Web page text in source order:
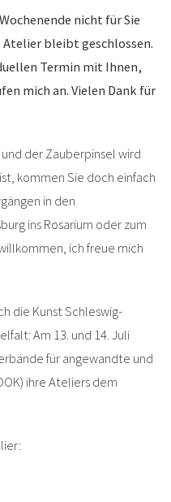
nicht für Sie
bleibt geschlossen.
Termin mit Ihnen,
mich an. Vielen Dank für
der Zauberpinsel wird
kommen Sie doch einfach
in den
ins Rosarium oder zum
ich freue mich
die Kunst Schleswig-
Am 13. und 14. Juli
für angewandte und
ihre Ateliers dem